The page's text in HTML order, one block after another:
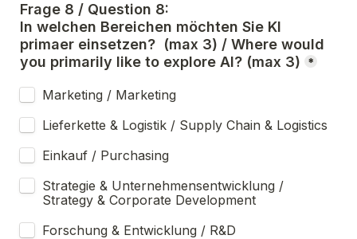
Frage 8 / Question 8:
In welchen Bereichen möchten Sie KI
primaer einsetzen?  (max 3) / Where would
you primarily like to explore AI? (max 3)
*
Marketing / Marketing
Lieferkette & Logistik / Supply Chain & Logistics
Einkauf / Purchasing
Strategie & Unternehmensentwicklung /
Strategy & Corporate Development
Forschung & Entwicklung / R&D